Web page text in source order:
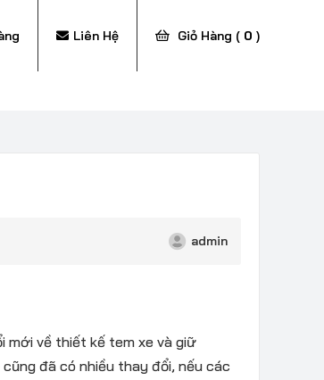
Liên Hệ Giỏ Hàng ( 0 )
admin
mới về thiết kế tem xe và giữ
đã có nhiều thay đổi, nếu các